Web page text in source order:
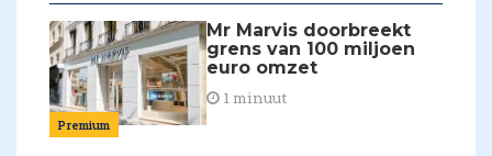
Premium
Mr Marvis doorbreekt
grens van 100 miljoen
euro omzet
1 minuut